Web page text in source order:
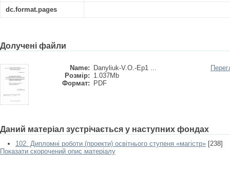
dc.format.pages
Долучені файли
Name:
Danyliuk-V.O.-Ep1 ...
Розмір: 1.037Mb
Формат:
PDF
Даний матеріал зустрічається у наступних фондах
102. Дипломні роботи (проекти) освітнього ступеня «магістр» [238]
Показати скорочений опис матеріалу